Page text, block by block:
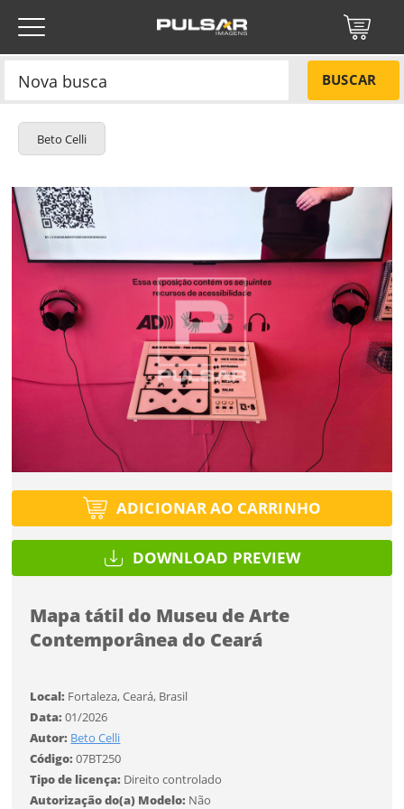
BUSCAR
Beto Celli
ADICIONAR AO CARRINHO
DOWNLOAD PREVIEW
Mapa tátil do Museu de Arte
Contemporânea do Ceará
Local: Fortaleza, Ceará, Brasil
Data:01/2026
Autor: Beto Celli
Código:07BT250
Tipo de licença: Direito controlado
Autorização do(a) Modelo: Não
Título do projeto
Tipo de projeto
Utilização
Tamanho
Códigos
Título do projeto
Tipo de projeto
Utilização
Formato
Esqueci a senha
Você ainda não tem conta?
CADASTRE-SE
ENTRAR
ENVIAR
Protegido por reCAPTCHA —Privacidade
NÃO
SIM
Título do projeto
Tipo de projeto
Utilização
Tamanho
Tamanho P
R$ 57,00
Tamanho M
R$ 114,00
Tamanho GR$ 171,00